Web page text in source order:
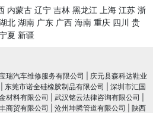
内蒙古 辽宁 吉林 黑龙江 上海 江苏 浙
北 湖南 广东 广西 海南 重庆 四川 贵
夏 新疆
瑞汽车维修服务有限公司
庆元县森科达鞋业
东莞市诺全硅橡胶制品有限公司
深圳市汇国
材料有限公司 武汉铭云法律咨询有限公司
商贸有限公司 沧州坤腾管道有限公司
陕西